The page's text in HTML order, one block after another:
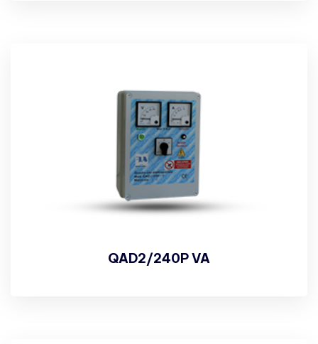
QAD2/240P VA